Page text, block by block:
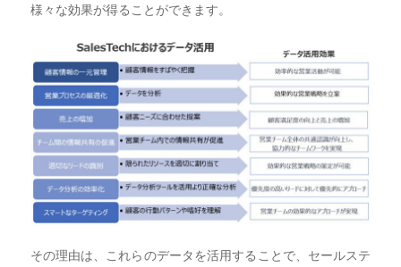
様々な効果が得ることができます。
その理由は、これらのデータを活用することで、セールステ